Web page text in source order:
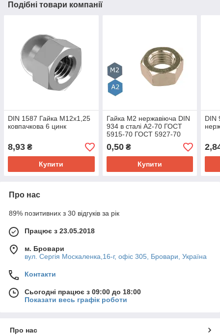
Подібні товари компанії
DIN 1587 Гайка М12x1,25
ковпачкова 6 цинк
8,93 ₴
Купити
Гайка M2 нержавіюча DIN
934 в сталі А2-70 ГОСТ
5915-70 ГОСТ 5927-70
0,50₴
Купити
DIN
Про нас
89% позитивних з 30 відгуків за рік
Працює з 23.05.2018
м. Бровари
вул. Сергія Москаленка,16-г, офіс 305, Бровари, Україна
Контакти
Сьогодні працює з 09:00 до 18:00
Показати весь графік роботи
Про нас